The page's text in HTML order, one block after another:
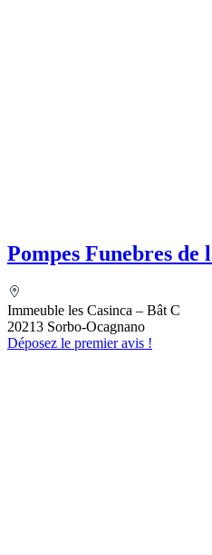
Pompes Funebres de
MEFETTAR Assia
Immeuble les Casinca – Bât C
20213 Sorbo-Ocagnano
Déposez le premier avis !